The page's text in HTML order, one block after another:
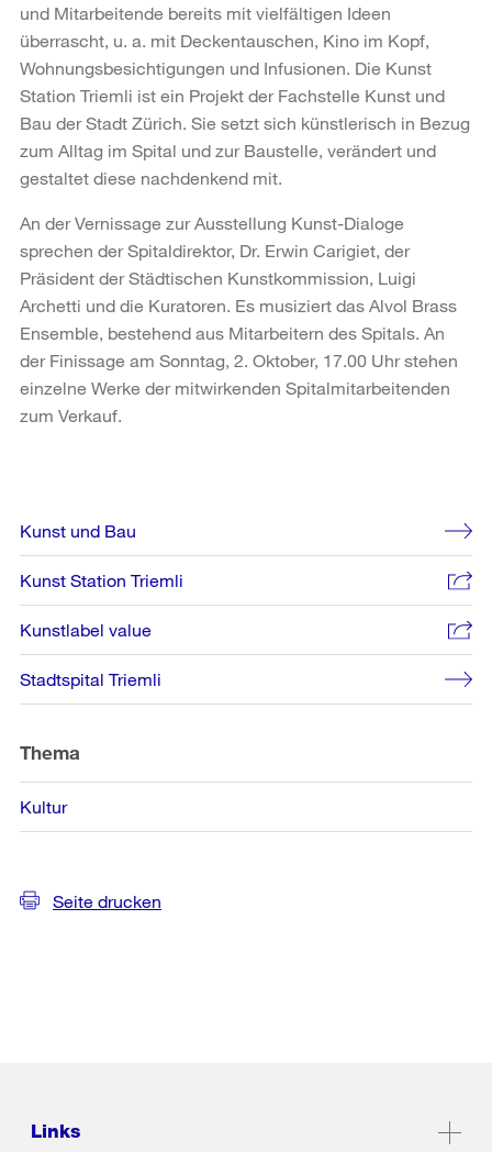
und Mitarbeitende bereits mit vielfältigen Ideen
überrascht, u. a. mit Deckentauschen, Kino im Kopf,
Wohnungsbesichtigungen und Infusionen. Die Kunst
Station Triemli ist ein Projekt der Fachstelle Kunst und
Bau der Stadt Zürich. Sie setzt sich künstlerisch in Bezug
zum Alltag im Spital und zur Baustelle, verändert und
gestaltet diese nachdenkend mit.
An der Vernissage zur Ausstellung Kunst-Dialoge
sprechen der Spitaldirektor, Dr. Erwin Carigiet, der
Präsident der Städtischen Kunstkommission, Luigi
Archetti und die Kuratoren. Es musiziert das Alvol Brass
Ensemble, bestehend aus Mitarbeitern des Spitals. An
der Finissage am Sonntag, 2. Oktober, 17.00 Uhr stehen
einzelne Werke der mitwirkenden Spitalmitarbeitenden
zum Verkauf.
Weitere
Informationen
Kunst und Bau
Kunst Station Triemli
Kunstlabel value
Stadtspital Triemli
Thema
Kultur
Seite drucken
Links